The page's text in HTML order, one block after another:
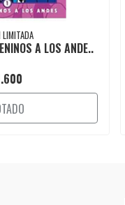
LIMITADA
A LOS ANDE..